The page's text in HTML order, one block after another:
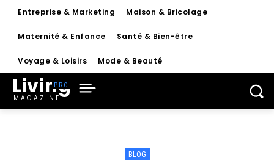
Entreprise & Marketing Maison & Bricolage
Maternité & Enfance Santé & Bien-être
Voyage & Loisirs Mode & Beauté
Living
MAGAZINE
BLOG